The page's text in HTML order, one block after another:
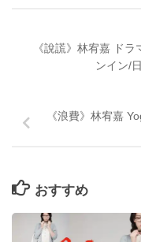
《說謊》林宥嘉 ド
ンイン/
《浪費》林宥嘉
おすすめ